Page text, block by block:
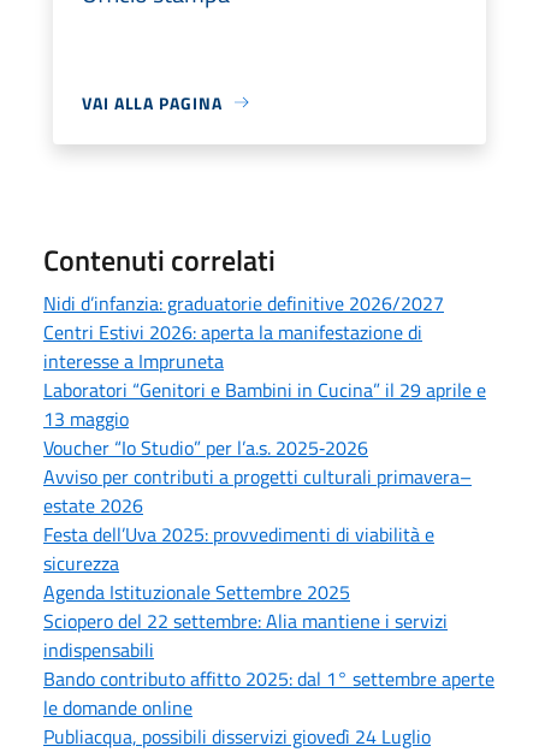
VAI ALLA PAGINA
Contenuti correlati
Nidi d’infanzia: graduatorie definitive 2026/2027
Centri Estivi 2026: aperta la manifestazione di
interesse a Impruneta
Laboratori “Genitori e Bambini in Cucina” il 29 aprile e
13 maggio
Voucher “Io Studio” per l’a.s. 2025‑2026
Avviso per contributi a progetti culturali primavera–
estate 2026
Festa dell’Uva 2025: provvedimenti di viabilità e
sicurezza
Agenda Istituzionale Settembre 2025
Sciopero del 22 settembre: Alia mantiene i servizi
indispensabili
Bando contributo affitto 2025: dal 1° settembre aperte
le domande online
Publiacqua, possibili disservizi giovedì 24 Luglio